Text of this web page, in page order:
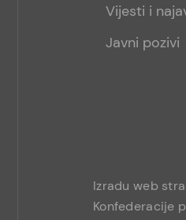
Vijesti i
Javni pozivi
Izradu web
Konfederacije